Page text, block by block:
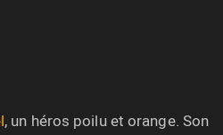
, un héros poilu et orange. Son